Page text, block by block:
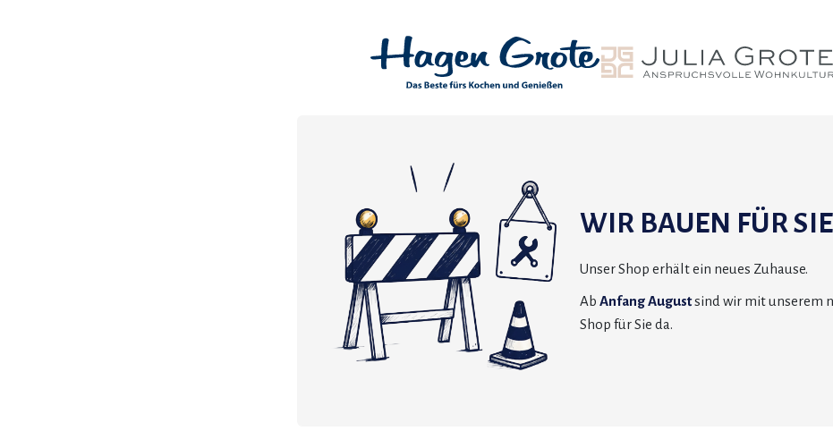
WIR BAUEN FÜR
Unser Shop erhält ein neues Zuhause.
Ab Anfang Augustsind wir mit unserem
Shop für Sie da.